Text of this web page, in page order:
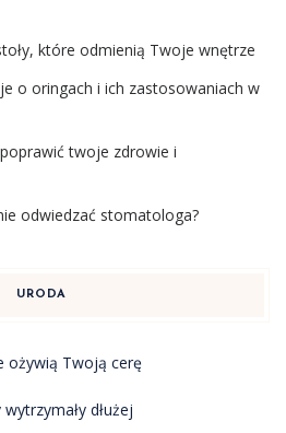
które odmienią Twoje wnętrze
o oringach i ich zastosowaniach w
twoje zdrowie i
odwiedzać stomatologa?
URODA
ożywią Twoją cerę
dłużej